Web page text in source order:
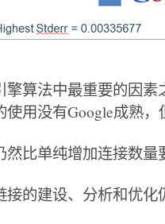
算法中最重要的因素
用没有Google成熟
然比单纯增加连接数
的建设、分析和优化